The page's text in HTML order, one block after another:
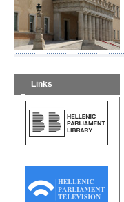
Links